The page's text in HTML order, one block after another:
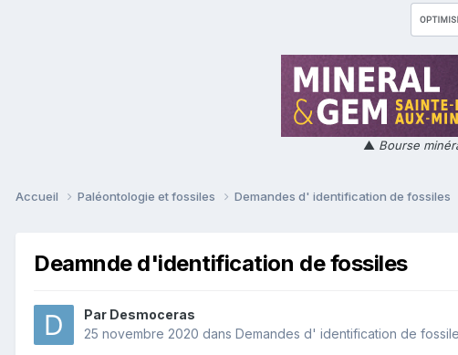
▲ Bourse
Accueil Paléontologie et fossiles Demandes d' identification de fossiles
Deamnde d'identification de fossiles
Par Desmoceras
25 novembre 2020 dans Demandes d' identification de